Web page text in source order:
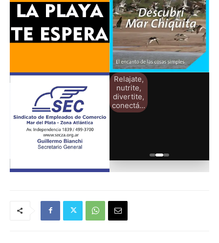
Relajate,
nutrite,
divertite,
conectá...